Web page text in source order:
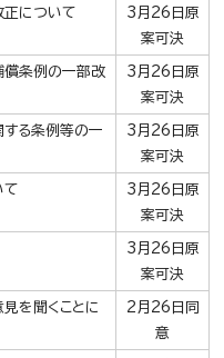
正について
3月26日原
案可決
償条例の一部改
3月26日原
案可決
る条例等の一
3月26日原
案可決
て
3月26日原
案可決
3月26日原
案可決
を聞くことに
2月26日同
意